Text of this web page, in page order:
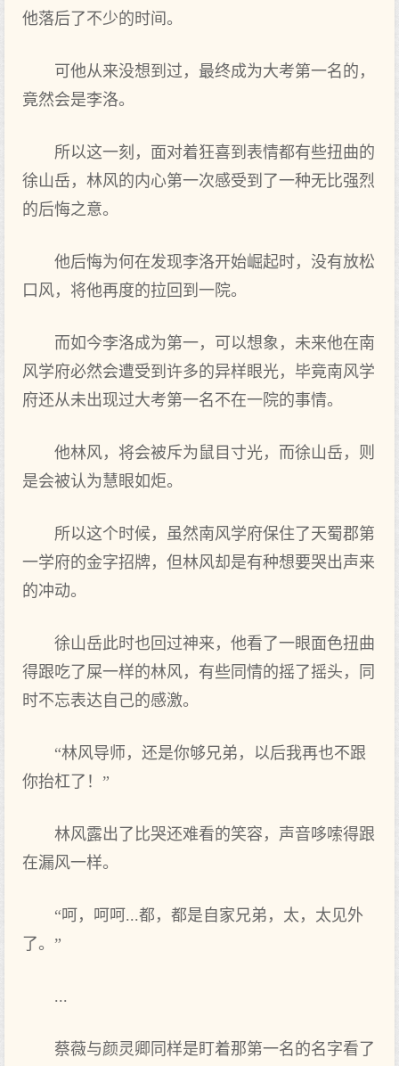
他落后了不少的时间。
可他从来没想到过，最终成为大考第一名的，
竟然会是李洛。
所以这一刻，面对着狂喜到表情都有些扭曲的
徐山岳，林风的内心第一次感受到了一种无比强烈
的后悔之意。
他后悔为何在发现李洛开始崛起时，没有放松
口风，将他再度的拉回到一院。
而如今李洛成为第一，可以想象，未来他在南
风学府必然会遭受到许多的异样眼光，毕竟南风学
府还从未出现过大考第一名不在一院的事情。
他林风，将会被斥为鼠目寸光，而徐山岳，则
是会被认为慧眼如炬。
所以这个时候，虽然南风学府保住了天蜀郡第
一学府的金字招牌，但林风却是有种想要哭出声来
的冲动。
徐山岳此时也回过神来，他看了一眼面色扭曲
得跟吃了屎一样的林风，有些同情的摇了摇头，同
时不忘表达自己的感激。
“林风导师，还是你够兄弟，以后我再也不跟
你抬杠了！”
林风露出了比哭还难看的笑容，声音哆嗦得跟
在漏风一样。
“呵，呵呵...都，都是自家兄弟，太，太见外
了。”
...
蔡薇与颜灵卿同样是盯着那第一名的名字看了